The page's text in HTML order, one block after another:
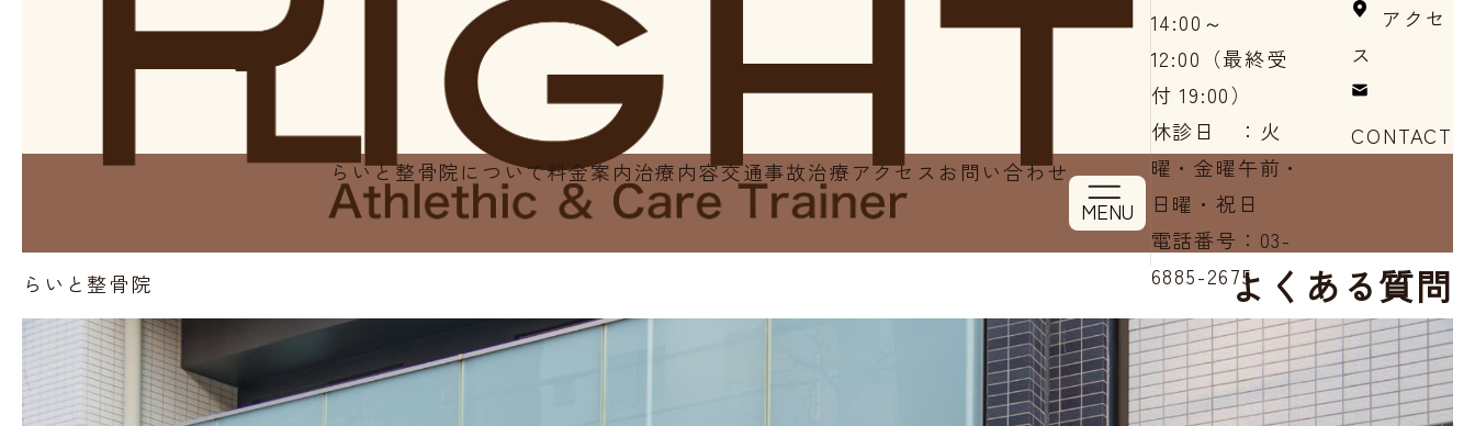
らいと整骨院
14:00～
12:00（最終受
付 19:00）
休診日 ：火
曜・金曜午前・
日曜・祝日
電話番号： 03-
6885-2675
アクセ
ス
CONTACT
らいと整骨院について料金案内治療内容交通事故治療アクセス お問い合わせ
MENU
よくある質問